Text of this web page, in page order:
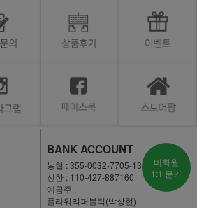
BANK ACCOUNT
농협 : 355-0032-7705-13
신한 : 110-427-887160
예금주 :
플라워리퍼블릭(박상현)
비회원
1:1 문의